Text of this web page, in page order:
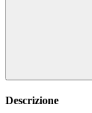
Descrizione